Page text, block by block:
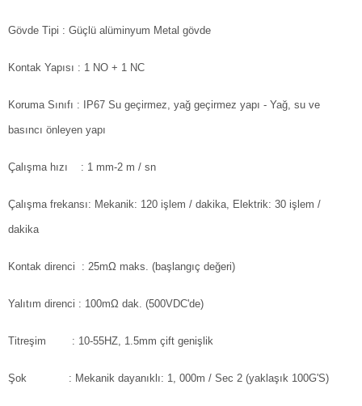
Gövde Tipi : Güçlü alüminyum Metal gövde
Kontak Yapısı : 1 NO + 1 NC
Koruma Sınıfı : IP67 Su geçirmez, yağ geçirmez yapı - Yağ, su ve
basıncı önleyen yapı
Çalışma hızı : 1 mm-2 m / sn
Çalışma frekansı: Mekanik: 120 işlem / dakika, Elektrik: 30 işlem /
dakika
Kontak direnci : 25mΩ maks. (başlangıç ​​değeri)
Yalıtım direnci : 100mΩ dak. (500VDC'de)
Titreşim : 10-55HZ, 1.5mm çift genişlik
Şok : Mekanik dayanıklı: 1, 000m / Sec 2 (yaklaşık 100G'S)